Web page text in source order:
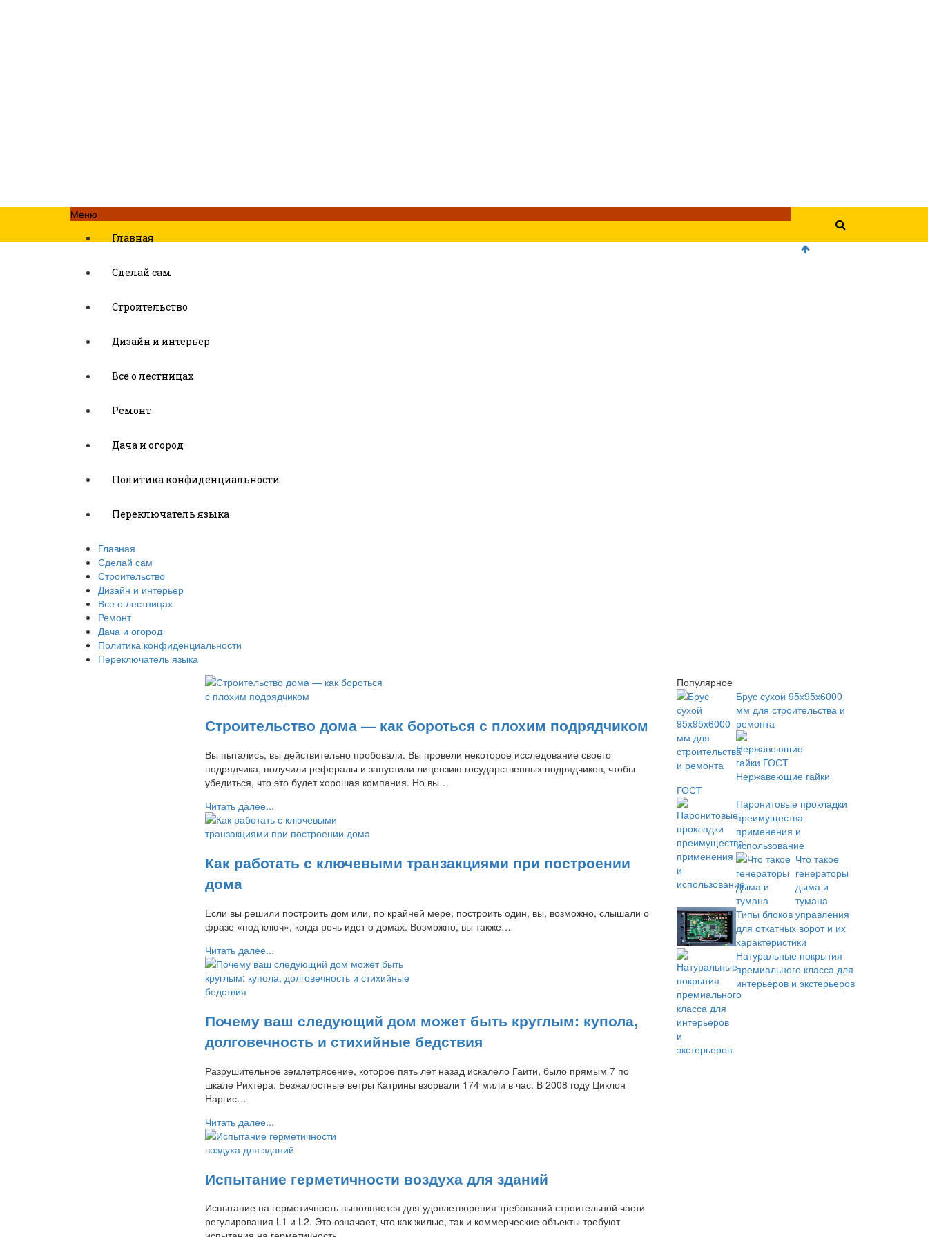
Меню
Главная
Сделай сам
Строительство
Дизайн и интерьер
Все о лестницах
Ремонт
Дача и огород
Политика конфиденциальности
Переключатель языка
Главная
Сделай сам
Строительство
Дизайн и интерьер
Все о лестницах
Ремонт
Дача и огород
Политика конфиденциальности
Переключатель языка
Строительство дома — как бороться с плохим подрядчиком
Вы пытались, вы действительно пробовали. Вы провели некоторое исследование своего
подрядчика, получили рефералы и запустили лицензию государственных подрядчиков, чтобы
убедиться, что это будет хорошая компания. Но вы…
Читать далее...
Как работать с ключевыми транзакциями при построении
дома
Если вы решили построить дом или, по крайней мере, построить один, вы, возможно, слышали о
фразе «под ключ», когда речь идет о домах. Возможно, вы также…
Читать далее...
Почему ваш следующий дом может быть круглым: купола,
долговечность и стихийные бедствия
Разрушительное землетрясение, которое пять лет назад искалело Гаити, было прямым 7 по
шкале Рихтера. Безжалостные ветры Катрины взорвали 174 мили в час. В 2008 году Циклон
Наргис…
Читать далее...
Испытание герметичности воздуха для зданий
Испытание на герметичность выполняется для удовлетворения требований строительной части
регулирования L1 и L2. Это означает, что как жилые, так и коммерческие объекты требуют
Популярное
Брус сухой 95х95х6000
мм для строительства и
ремонта
Нержавеющие гайки
ГОСТ
Паронитовые прокладки
преимущества
применения и
использование
Что такое
генераторы
дыма и
тумана
Типы блоков управления
для откатных ворот и их
характеристики
Натуральные покрытия
премиального класса для
интерьеров и экстерьеров